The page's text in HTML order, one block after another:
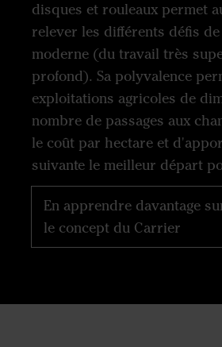
disques et rouleaux permet
relever les différents défis
moderne (du travail très
profond). Sa polyvalence
exploitations agricoles de
nombre de passages aux
le coût par hectare et
suivante le meilleur départ
En apprendre davantage
le concept du Carrier